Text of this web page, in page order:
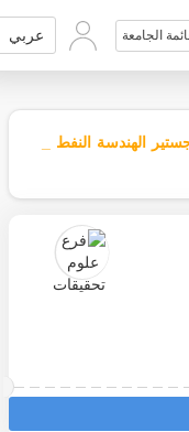
الجامعة عربي
الهندسة النفط _